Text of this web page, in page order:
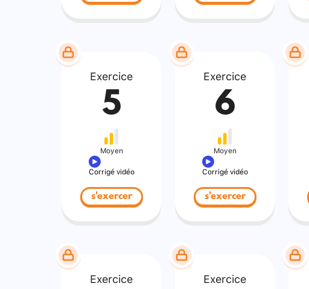
Exercice
5
Moyen
Corrigé vidéo
s'exercer
Exercice
6
Moyen
Corrigé vidéo
s'exercer
Exercice Exercice